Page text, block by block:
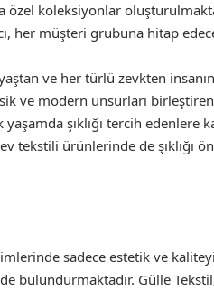
özel koleksiyonlar
her müşteri grubuna hitap
ve her türlü zevkten
ve modern unsurları
şıklığı tercih edenlere
tekstili ürünlerinde de şıklığı
sadece estetik ve
bulundurmaktadır. Gülle